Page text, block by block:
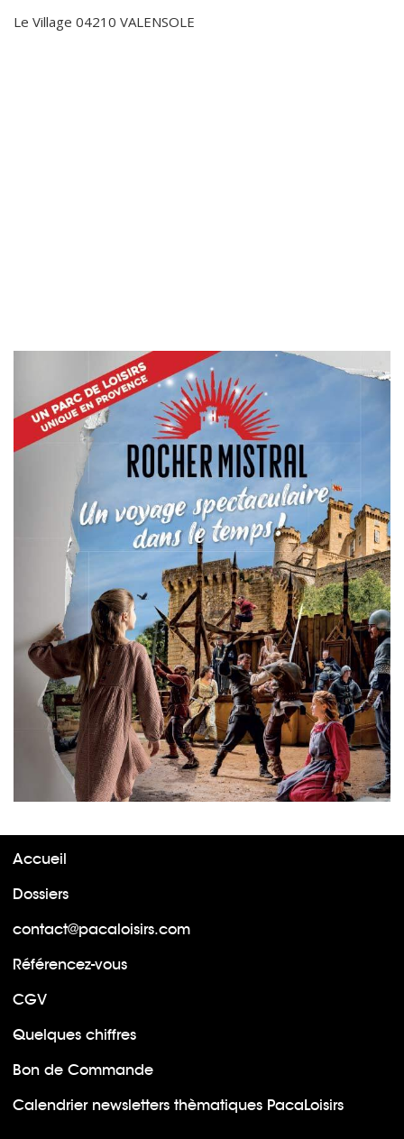
Le Village 04210 VALENSOLE
Accueil
Dossiers
contact@pacaloisirs.com
Référencez-vous
CGV
Quelques chiffres
Bon de Commande
Calendrier newsletters thèmatiques PacaLoisirs